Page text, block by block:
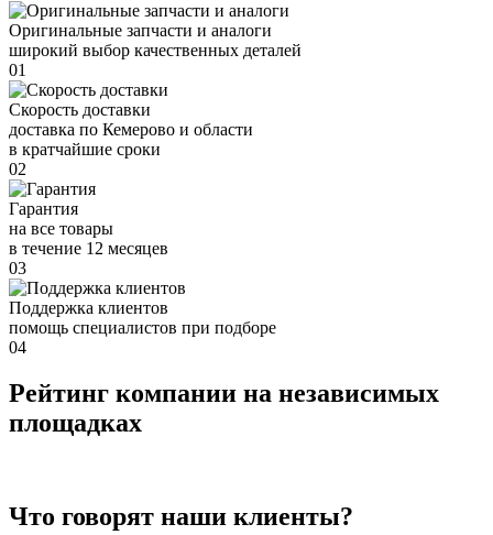
Оригинальные запчасти и аналоги
широкий выбор качественных деталей
01
Скорость доставки
доставка по Кемерово и области
в кратчайшие сроки
02
Гарантия
на все товары
в течение 12 месяцев
03
Поддержка клиентов
помощь специалистов при подборе
04
Рейтинг компании на независимых
площадках
Что говорят наши клиенты?